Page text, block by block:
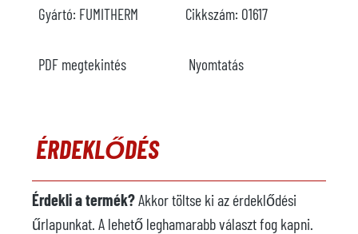
Gyártó: FUMITHERM Cikkszám: O1617
PDF megtekintés Nyomtatás
ÉRDEKLŐDÉS
Érdekli a termék?Akkor töltse ki az érdeklődési
űrlapunkat. A lehető leghamarabb választ fog kapni.